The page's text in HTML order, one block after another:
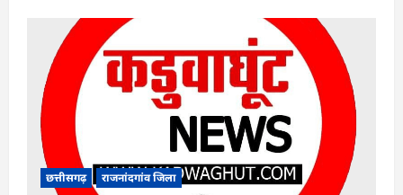
छत्तीसगढ़ राजनांदगांव जिला